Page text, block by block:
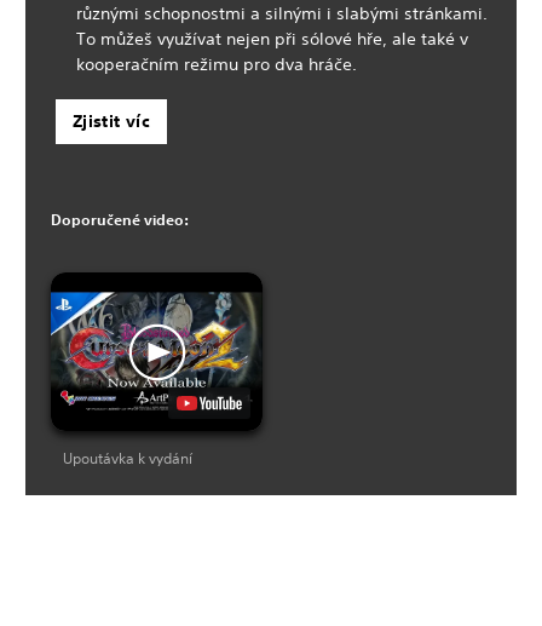
různými schopnostmi a silnými i slabými stránkami.
To můžeš využívat nejen při sólové hře, ale také v
kooperačním režimu pro dva hráče.
Zjistit víc
Doporučené video:
Upoutávka k vydání